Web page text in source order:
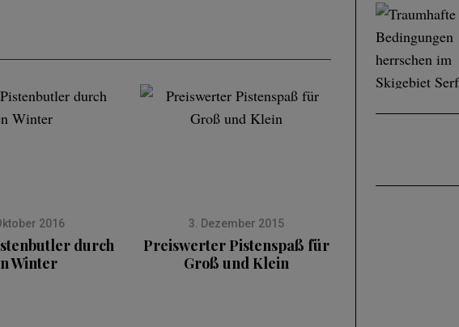
2016
durch
Winter
3. Dezember 2015
Preiswerter Pistenspaß für
Groß und Klein